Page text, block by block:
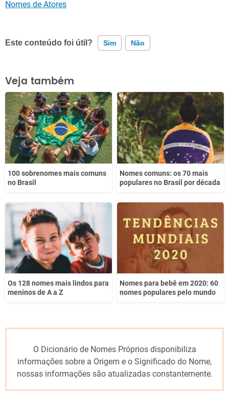
Nomes de Atores
Este conteúdo foi útil? Sim Não
Este conteúdo contém informação incorreta
Este conteúdo não tem a informação que procuro
Outro
Veja também
100 sobrenomes mais comuns
no Brasil
Nomes comuns: os 70 mais
populares no Brasil por década
Os 128 nomes mais lindos para
meninos de A a Z
Nomes para bebê em 2020: 60
nomes populares pelo mundo
O Dicionário de Nomes Próprios disponibiliza
informações sobre a Origem e o Significado do Nome,
nossas informações são atualizadas constantemente.